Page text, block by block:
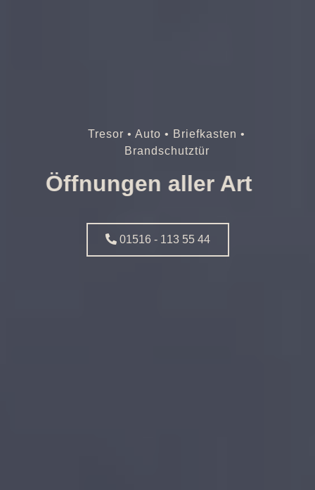
Tresor • Auto • Briefkasten •
Brandschutztür
Öffnungen aller Art
01516 - 113 55 44